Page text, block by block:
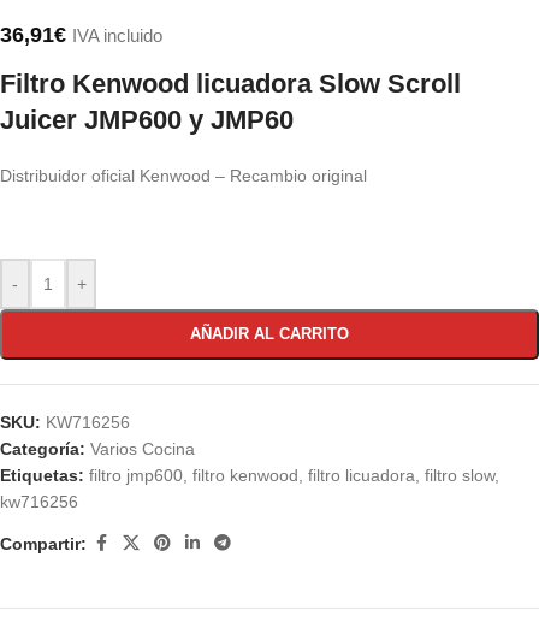
36,91€ IVA incluido
Filtro Kenwood licuadora Slow Scroll
Juicer JMP600 y JMP60
Distribuidor oficial Kenwood – Recambio original
- +
AÑADIR AL CARRITO
SKU: KW716256
Categoría: Varios Cocina
Etiquetas: filtro jmp600, filtro kenwood, filtro licuadora, filtro slow,
kw716256
Compartir: